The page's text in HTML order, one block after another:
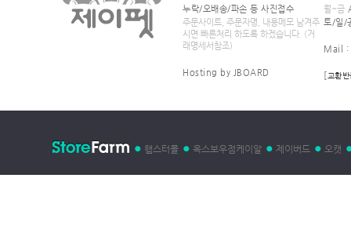
누락/오배송/파손 등 사진접수
주문사이트, 주문자명, 내용메모 남겨주
시면 빠른처리 하도록 하겠습니다. (거
래명세서참조)
Hosting by JBOARD
월~금
토/일/
Mail :
[교환
햄스터몰 옥스보우점케이알 제이버드 오캣